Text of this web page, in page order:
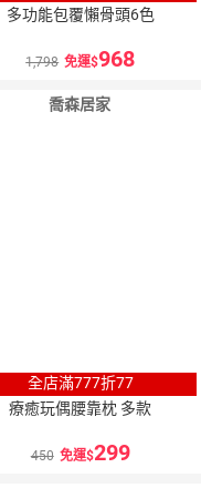
多功能包覆懶骨頭6色
1,798 免運 968
喬森居家
全店滿777折77
療癒玩偶腰靠枕 多款
450 免運 299